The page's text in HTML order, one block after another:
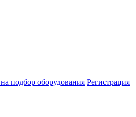
подбор оборудования Регистрация